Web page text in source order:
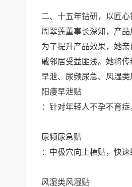
二、十五年钻研，以匠心
周翠莲董事长深知，产品
为了提升产品效果，她
戚邻居受益匪浅。她将
早泄、尿频尿急、风湿
阳痿早泄贴
：针对年轻人不孕不育
尿频尿急贴
：中极穴向上横贴，快
风湿类风湿贴